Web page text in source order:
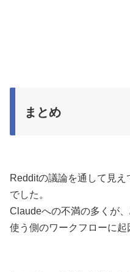
まとめ
Redditの議論を通して見
でした。
Claudeへの不満の多くが
使う側のワークフローに起